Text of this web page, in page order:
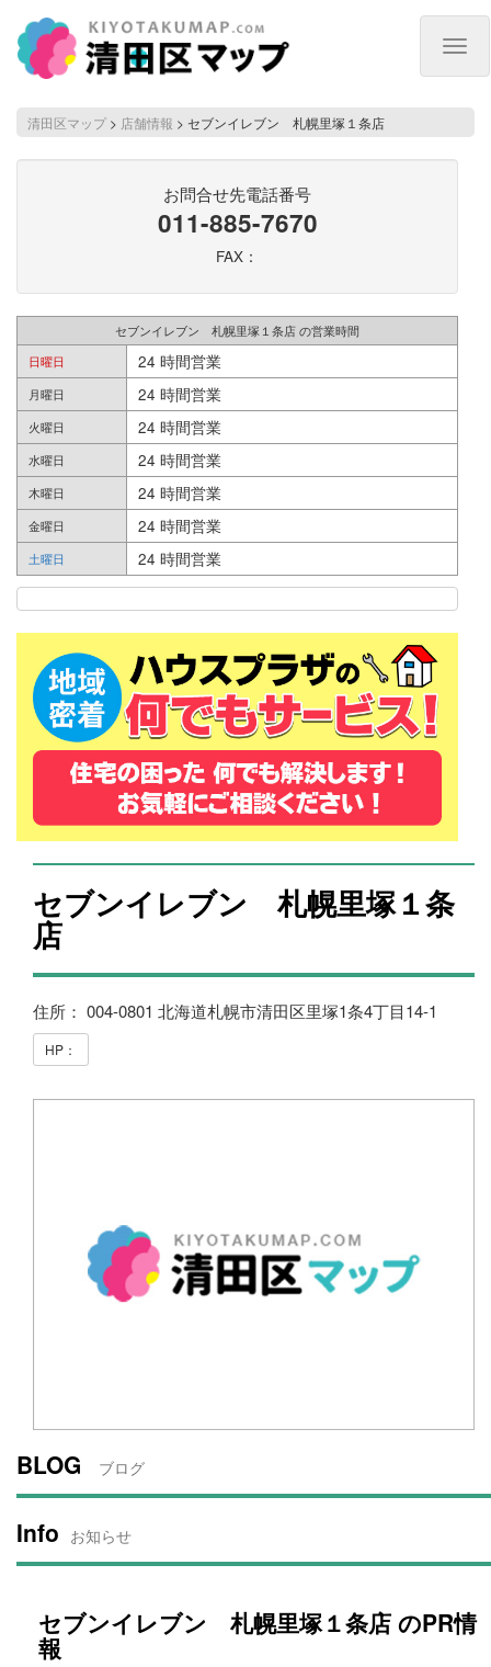
清田区マップ > 店舗情報 > セブンイレブン 札幌里塚１条店
お問合せ先電話番号
011-885-7670
FAX：
セブンイレブン 札幌里塚１条店 の営業時間
日曜日 24 時間営業
月曜日 24 時間営業
火曜日 24 時間営業
水曜日 24 時間営業
木曜日 24 時間営業
金曜日 24 時間営業
土曜日 24 時間営業
セブンイレブン 札幌里塚１条
店
住所： 004-0801 北海道札幌市清田区里塚1条4丁目14-1
HP：
BLOG ブログ
Info お知らせ
セブンイレブン 札幌里塚１条店 のPR情
報